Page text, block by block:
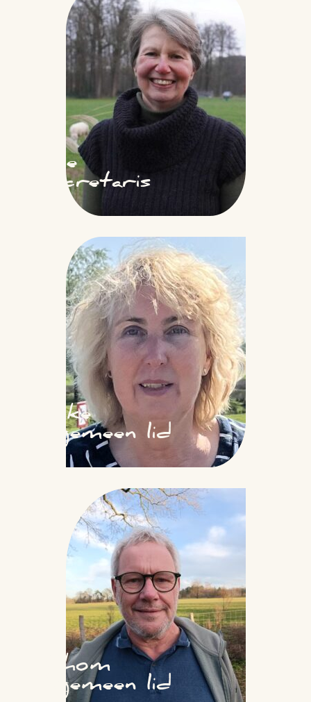
Inge
Secretaris
Anke
Algemeen lid
Thom
Algemeen lid